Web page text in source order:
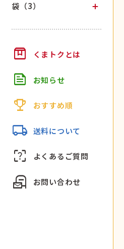
袋（3）
box くまトクとは
feed お知らせ
trophy おすすめ順
local_shipping 送料について
indeterminate_question_box よくあるご質問
local_post_office お問い合わせ